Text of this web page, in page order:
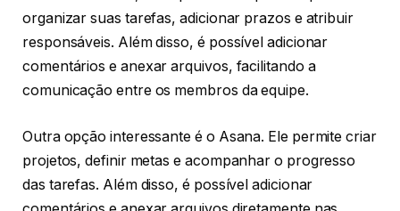
organizar suas tarefas, adicionar prazos e atribuir
responsáveis. Além disso, é possível adicionar
comentários e anexar arquivos, facilitando a
comunicação entre os membros da equipe.
Outra opção interessante é o Asana. Ele permite criar
projetos, definir metas e acompanhar o progresso
das tarefas. Além disso, é possível adicionar